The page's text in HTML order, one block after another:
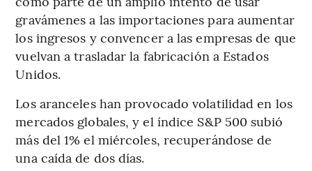
gravámenes a las importaciones para aumentar
los ingresos y convencer a las empresas de que
vuelvan a trasladar la fabricación a Estados
Unidos.
Los aranceles han provocado volatilidad en los
mercados globales, y el índice S&P 500 subió
más del 1% el miércoles, recuperándose de
una caída de dos días.